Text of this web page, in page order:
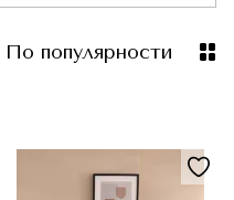
По популярности